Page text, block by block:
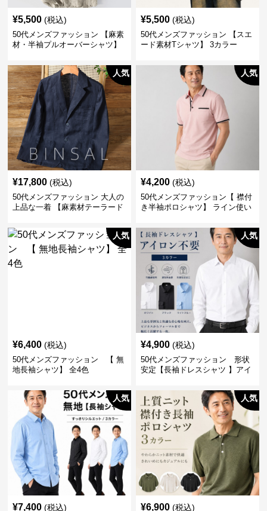
¥5,500 (税込)
50代メンズファッション 【麻素
材・半袖プルオーバーシャツ】
¥5,500 (税込)
50代メンズファッション 【スエ
ード素材Tシャツ】 3カラー
人気
¥17,800 (税込)
50代メンズファッション 大人の
上品な一着 【麻素材テーラード
人気
¥4,200 (税込)
50代メンズファッション【 襟付
き半袖ポロシャツ】 ライン使い
人気
¥6,400 (税込)
50代メンズファッション 【 無
地長袖シャツ】 全4色
人気
¥4,900 (税込)
50代メンズファッション 形状
安定【長袖ドレスシャツ 】アイ
人気
¥7,400 (税込)
人気
¥6,900 (税込)